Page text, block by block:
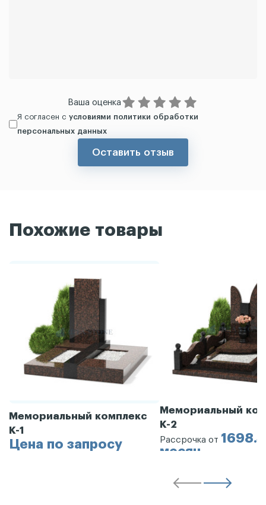
Ваша оценка
Я согласен сусловиями политики обработки
персональных данных
Оставить отзыв
Похожие товары
Мемориальный комплекс
К-1
Цена по запросу
Мемориальный
К-2
Рассрочка от
месяц